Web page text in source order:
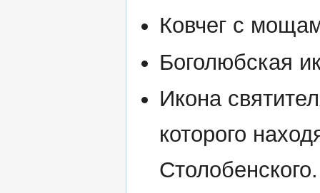
Ковчег с
Боголюбская
Икона
которого
Столобенского.